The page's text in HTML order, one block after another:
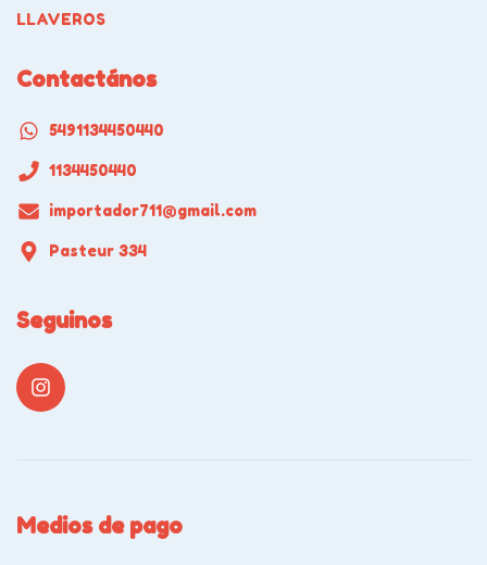
LLAVEROS
Contactános
5491134450440
1134450440
importador711@gmail.com
Pasteur 334
Seguinos
Medios de pago